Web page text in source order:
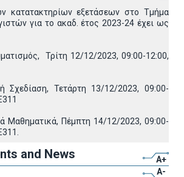
κατατακτηρίων εξετάσεων στο Τμήμα
για το ακαδ. έτος 2023-24 έχει ως
Τρίτη 12/12/2023, 09:00-12:00,
Σχεδίαση, Τετάρτη 13/12/2023, 09:00-
Μαθηματικά, Πέμπτη 14/12/2023, 09:00-
and News
A+
A-